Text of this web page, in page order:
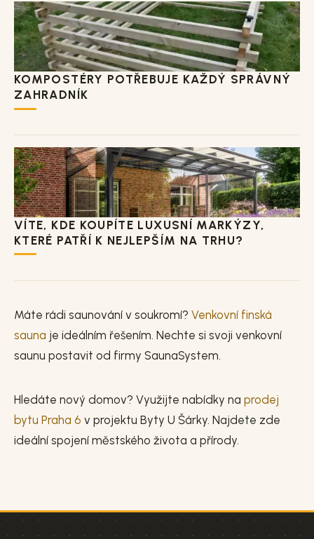
KOMPOSTÉRY POTŘEBUJE KAŽDÝ SPRÁVNÝ
ZAHRADNÍK
VÍTE, KDE KOUPÍTE LUXUSNÍ MARKÝZY,
KTERÉ PATŘÍ K NEJLEPŠÍM NA TRHU?
Máte rádi saunování v soukromí? Venkovní finská
sauna je ideálním řešením. Nechte si svoji venkovní
saunu postavit od firmy SaunaSystem.
Hledáte nový domov? Využijte nabídky na prodej
bytu Praha 6 v projektu Byty U Šárky. Najdete zde
ideální spojení městského života a přírody.